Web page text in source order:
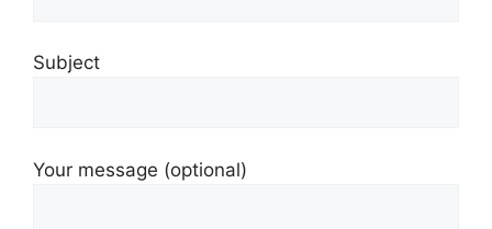
Subject
Your message (optional)